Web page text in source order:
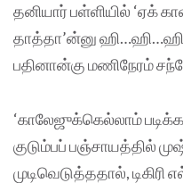
தனியார் பள்ளியில் ‘ஏக்
தாத்தா’ன்னு
பதினான்கு மணிநேரம்
‘காலேஜுக்கெல்லாம்
குடும்பப் பஞ்சாயத்தில்
முடிவெடுத்ததால்,